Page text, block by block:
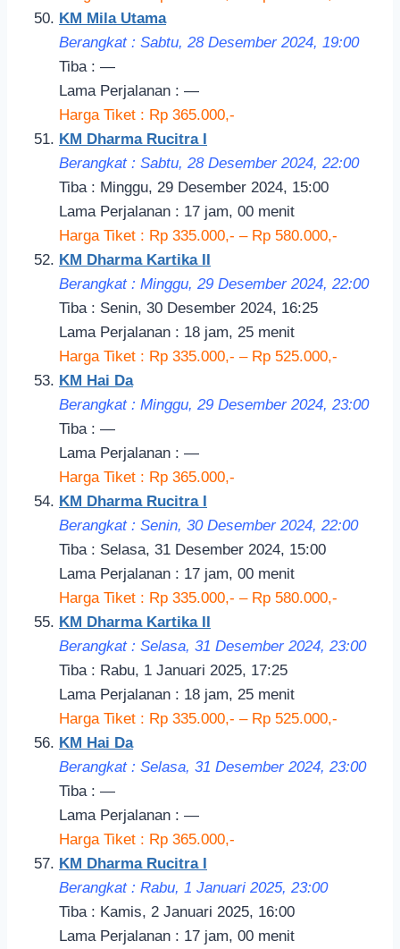
KM Mila Utama
Berangkat : Sabtu, 28 Desember 2024, 19:00
Tiba : —
Lama Perjalanan : —
Harga Tiket : Rp 365.000,-
KM Dharma Rucitra I
Berangkat : Sabtu, 28 Desember 2024, 22:00
Tiba : Minggu, 29 Desember 2024, 15:00
Lama Perjalanan : 17 jam, 00 menit
Harga Tiket : Rp 335.000,- – Rp 580.000,-
KM Dharma Kartika II
Berangkat : Minggu, 29 Desember 2024, 22:00
Tiba : Senin, 30 Desember 2024, 16:25
Lama Perjalanan : 18 jam, 25 menit
Harga Tiket : Rp 335.000,- – Rp 525.000,-
KM Hai Da
Berangkat : Minggu, 29 Desember 2024, 23:00
Tiba : —
Lama Perjalanan : —
Harga Tiket : Rp 365.000,-
KM Dharma Rucitra I
Berangkat : Senin, 30 Desember 2024, 22:00
Tiba : Selasa, 31 Desember 2024, 15:00
Lama Perjalanan : 17 jam, 00 menit
Harga Tiket : Rp 335.000,- – Rp 580.000,-
KM Dharma Kartika II
Berangkat : Selasa, 31 Desember 2024, 23:00
Tiba : Rabu, 1 Januari 2025, 17:25
Lama Perjalanan : 18 jam, 25 menit
Harga Tiket : Rp 335.000,- – Rp 525.000,-
KM Hai Da
Berangkat : Selasa, 31 Desember 2024, 23:00
Tiba : —
Lama Perjalanan : —
Harga Tiket : Rp 365.000,-
KM Dharma Rucitra I
Berangkat : Rabu, 1 Januari 2025, 23:00
Tiba : Kamis, 2 Januari 2025, 16:00
Lama Perjalanan : 17 jam, 00 menit